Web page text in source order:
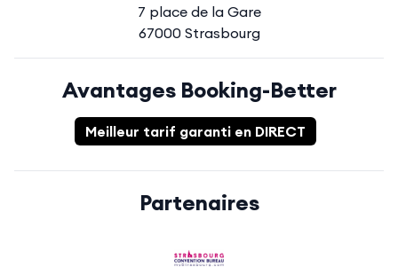
7 place de la Gare
67000 Strasbourg
Avantages Booking-Better
Meilleur tarif garanti en DIRECT
Partenaires